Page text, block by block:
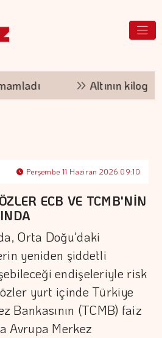
Altının kilogramı
Perşembe 11 Haziran 2026 09:10
ECB VE TCMB'NİN
Orta Doğu'daki
yeniden şiddetli
endişeleriyle risk
yurt içinde Türkiye
Bankasının (TCMB) faiz
Avrupa Merkez